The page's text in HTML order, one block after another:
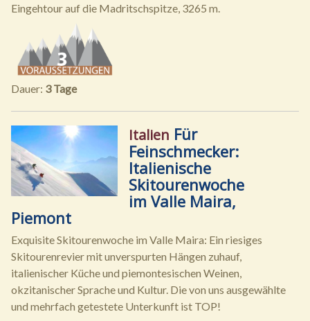
Eingehtour auf die Madritschspitze, 3265 m.
Dauer: 3 Tage
Italien Für
Feinschmecker:
Italienische
Skitourenwoche
im Valle Maira,
Piemont
Exquisite Skitourenwoche im Valle Maira: Ein riesiges
Skitourenrevier mit unverspurten Hängen zuhauf,
italienischer Küche und piemontesischen Weinen,
okzitanischer Sprache und Kultur. Die von uns ausgewählte
und mehrfach getestete Unterkunft ist TOP!